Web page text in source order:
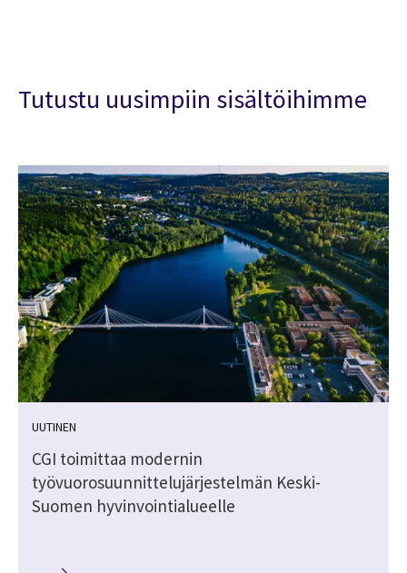
Tutustu uusimpiin sisältöihimme
UUTINEN
CGI toimittaa modernin
työvuorosuunnittelujärjestelmän Keski-
Suomen hyvinvointialueelle